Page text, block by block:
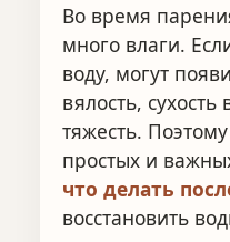
Во время
много влаги.
воду, могут
вялость,
тяжесть.
простых и
что делать
восстановить